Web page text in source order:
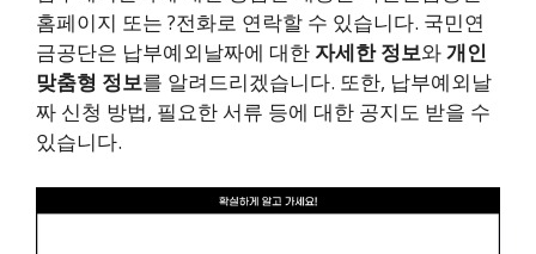
홈페이지 또는 ?전화로 연락할 수 있습니다. 국민연
금공단은 납부예외날짜에 대한 자세한 정보와개인
맞춤형 정보를 알려드리겠습니다. 또한, 납부예외날
짜 신청 방법, 필요한 서류 등에 대한 공지도 받을 수
있습니다.